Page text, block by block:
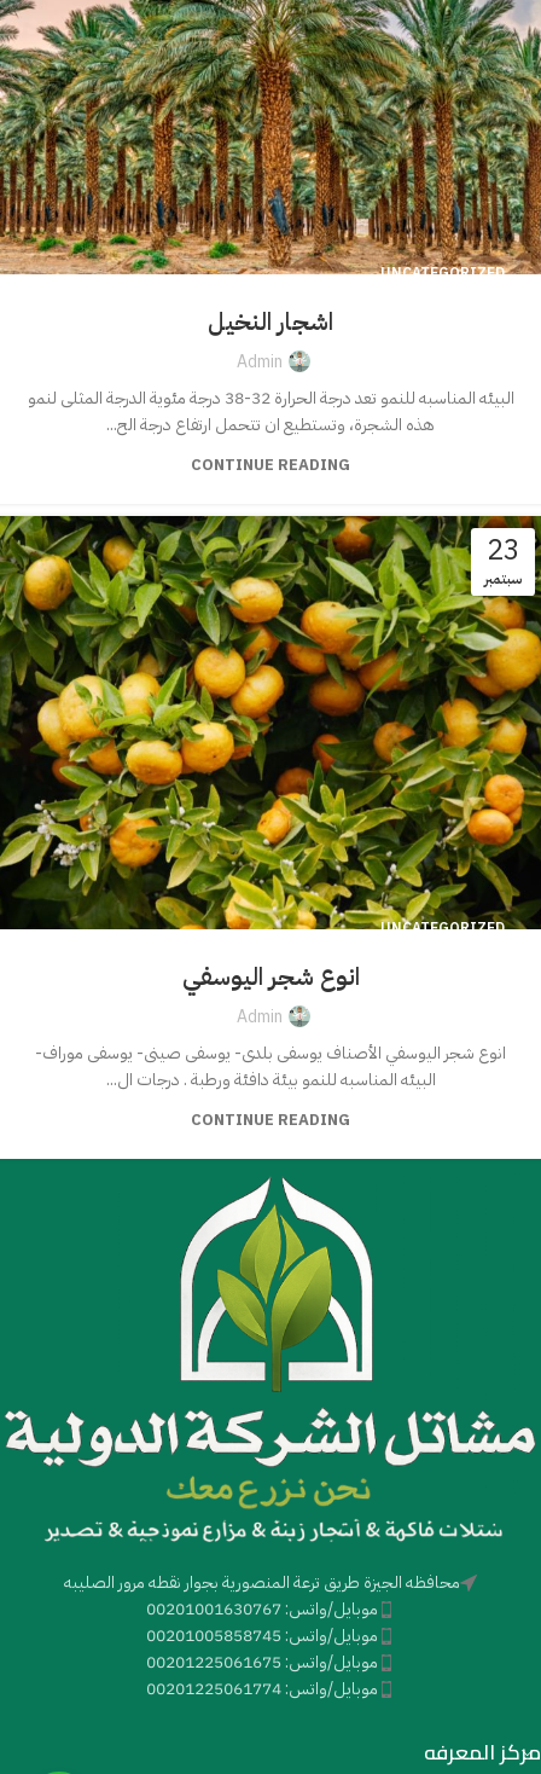
UNCATEGORIZED
اشجار النخيل
Admin
البيئه المناسبه للنمو تعد درجة الحرارة 32-38 درجة مئوية الدرجة المثلى لنمو
هذه الشجرة، وتستطيع ان تتحمل ارتفاع درجة الح...
CONTINUE READING
23
سبتمبر
UNCATEGORIZED
انوع شجر الیوسفي
Admin
انوع شجر الیوسفي الأصناف يوسفى بلدى- يوسفى صينى- يوسفى موراف-
البيئه المناسبه للنمو بيئة دافئة ورطبة . درجات ال...
CONTINUE READING
محافظه الجيزة طريق ترعة المنصورية بجوار نقطه مرور الصليبه
موبايل/واتس: 00201001630767
موبايل/واتس: 00201005858745
موبايل/واتس: 00201225061675
موبايل/واتس: 00201225061774
مركز المعرفه